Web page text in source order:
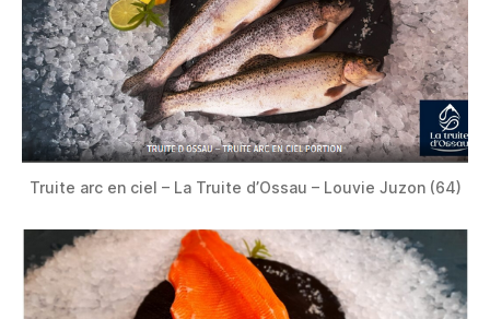
Truite arc en ciel – La Truite d’Ossau – Louvie Juzon (64)